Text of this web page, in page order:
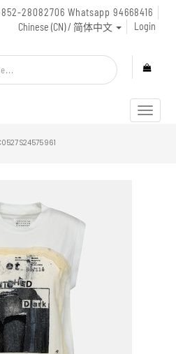
28082706 Whatsapp 94668416
Chinese (CN) / 简体中文
Login
S24575 961